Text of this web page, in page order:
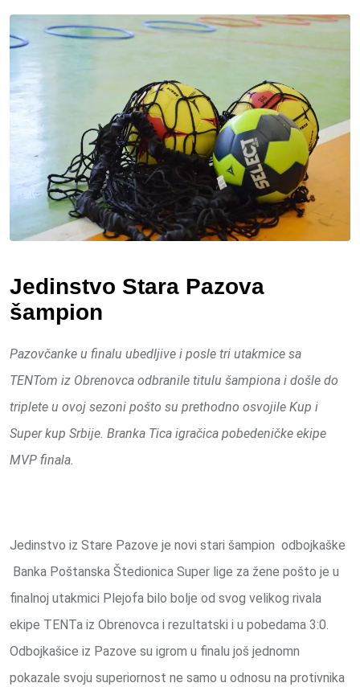
Email
Jedinstvo Stara Pazova
šampion
Pazovčanke u finalu ubedljive i posle tri utakmice sa
TENTom iz Obrenovca odbranile titulu šampiona i došle do
triplete u ovoj sezoni pošto su prethodno osvojile Kup i
Super kup Srbije. Branka Tica igračica pobedeničke ekipe
MVP finala.
Jedinstvo iz Stare Pazove je novi stari šampion odbojkaške
Banka Poštanska Štedionica Super lige za žene pošto je u
finalnoj utakmici Plejofa bilo bolje od svog velikog rivala
ekipe TENTa iz Obrenovca i rezultatski i u pobedama 3:0.
Odbojkašice iz Pazove su igrom u finalu još jednomn
pokazale svoju superiornost ne samo u odnosu na protivnika